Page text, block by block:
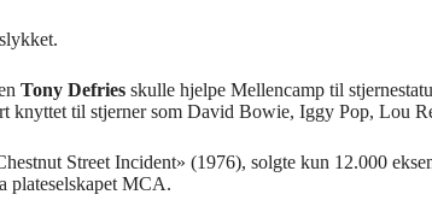
Tony Defries skulle hjelpe Mellencamp til
knyttet til stjerner som David Bowie, Iggy Pop, Lou
Street Incident» (1976), solgte kun 12.000
plateselskapet MCA.